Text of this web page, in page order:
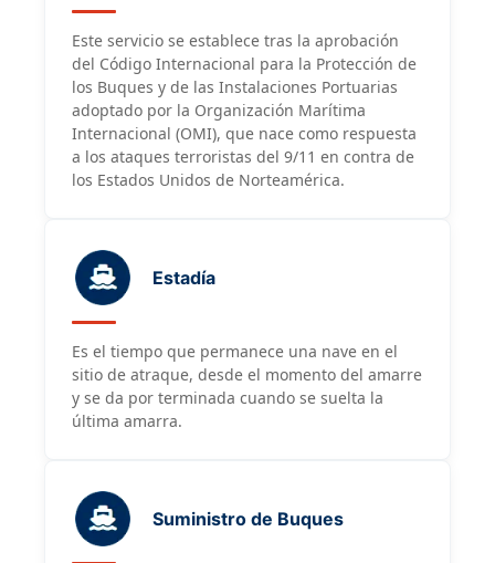
Este servicio se establece tras la aprobación
del Código Internacional para la Protección de
los Buques y de las Instalaciones Portuarias
adoptado por la Organización Marítima
Internacional (OMI), que nace como respuesta
a los ataques terroristas del 9/11 en contra de
los Estados Unidos de Norteamérica.
Estadía
Es el tiempo que permanece una nave en el
sitio de atraque, desde el momento del amarre
y se da por terminada cuando se suelta la
última amarra.
Suministro de Buques